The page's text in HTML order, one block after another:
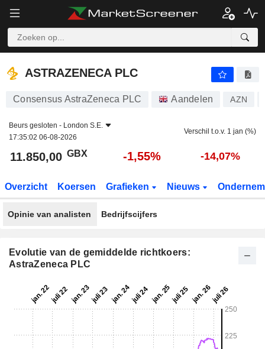
ASTRAZENECA PLC
ASTRAZENECA PLC
Consensus AstraZeneca PLC Aandelen AZN
Beurs gesloten - London S.E.
17:35:02 06-08-2026
Verschil t.o.v. 1 jan (%)
11.850,00 GBX -1,55% -14,07%
Overzicht Koersen Grafieken Nieuws
Opinie van analisten Bedrijfscijfers
Evolutie van de gemiddelde richtkoers:
AstraZeneca PLC